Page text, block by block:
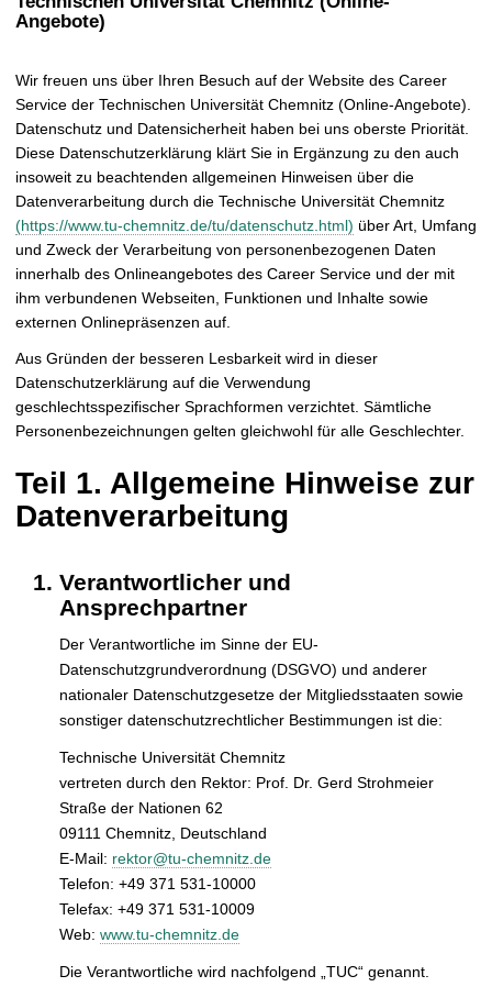
Angebote)
Wir freuen uns über Ihren Besuch auf der Website des Career
Service der Technischen Universität Chemnitz (Online-Angebote).
Datenschutz und Datensicherheit haben bei uns oberste Priorität.
Diese Datenschutzerklärung klärt Sie in Ergänzung zu den auch
insoweit zu beachtenden allgemeinen Hinweisen über die
Datenverarbeitung durch die Technische Universität Chemnitz
(https://www.tu-chemnitz.de/tu/datenschutz.html) über Art, Umfang
und Zweck der Verarbeitung von personenbezogenen Daten
innerhalb des Onlineangebotes des Career Service und der mit
ihm verbundenen Webseiten, Funktionen und Inhalte sowie
externen Onlinepräsenzen auf.
Aus Gründen der besseren Lesbarkeit wird in dieser
Datenschutzerklärung auf die Verwendung
geschlechtsspezifischer Sprachformen verzichtet. Sämtliche
Personenbezeichnungen gelten gleichwohl für alle Geschlechter.
Teil 1. Allgemeine Hinweise zur
Datenverarbeitung
Verantwortlicher und
Ansprechpartner
Der Verantwortliche im Sinne der EU-
Datenschutzgrundverordnung (DSGVO) und anderer
nationaler Datenschutzgesetze der Mitgliedsstaaten sowie
sonstiger datenschutzrechtlicher Bestimmungen ist die:
Technische Universität Chemnitz
vertreten durch den Rektor: Prof. Dr. Gerd Strohmeier
Straße der Nationen 62
09111 Chemnitz, Deutschland
E-Mail: rektor@tu-chemnitz.de
Telefon: +49 371 531-10000
Telefax: +49 371 531-10009
Web: www.tu-chemnitz.de
Die Verantwortliche wird nachfolgend „TUC“ genannt.